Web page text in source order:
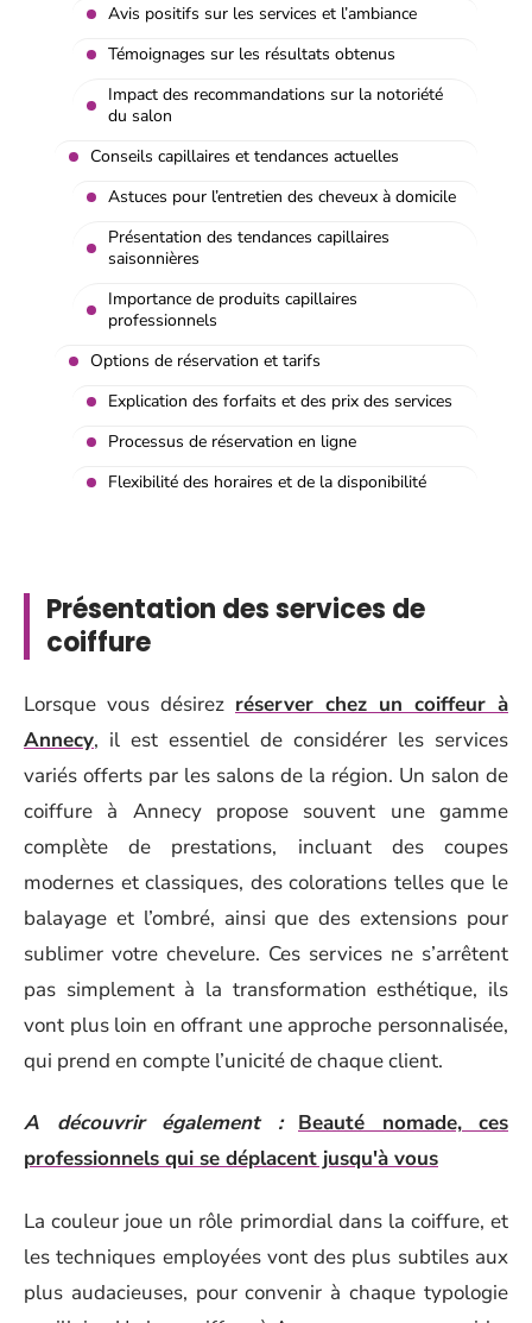
Avis positifs sur les services et l’ambiance
Témoignages sur les résultats obtenus
Impact des recommandations sur la notoriété
du salon
Conseils capillaires et tendances actuelles
Astuces pour l’entretien des cheveux à domicile
Présentation des tendances capillaires
saisonnières
Importance de produits capillaires
professionnels
Options de réservation et tarifs
Explication des forfaits et des prix des services
Processus de réservation en ligne
Flexibilité des horaires et de la disponibilité
Présentation des services de
coiffure
Lorsque vous désirez réserver chez un coiffeur à
Annecy, il est essentiel de considérer les services
variés offerts par les salons de la région. Un salon de
coiffure à Annecy propose souvent une gamme
complète de prestations, incluant des coupes
modernes et classiques, des colorations telles que le
balayage et l’ombré, ainsi que des extensions pour
sublimer votre chevelure. Ces services ne s’arrêtent
pas simplement à la transformation esthétique, ils
vont plus loin en offrant une approche personnalisée,
qui prend en compte l’unicité de chaque client.
A découvrir également :
Beauté nomade, ces
professionnels qui se déplacent jusqu'à vous
La couleur joue un rôle primordial dans la coiffure, et
les techniques employées vont des plus subtiles aux
plus audacieuses, pour convenir à chaque typologie